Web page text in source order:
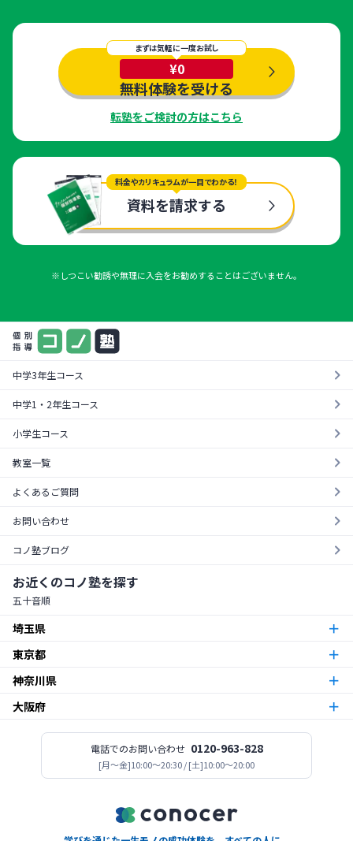
まずは気軽に一度お試し
¥0
無料体験を受ける
転塾をご検討の方はこちら
料金やカリキュラムが一目でわかる！
資料を請求する
※しつこい勧誘や無理に入会をお勧めすることはございません。
中学3年生コース
中学1・2年生コース
小学生コース
教室一覧
よくあるご質問
お問い合わせ
コノ塾ブログ
お近くのコノ塾を探す
五十音順
埼玉県
朝霞市
越谷市
志木校
新所沢校
東京都
東京23区
足立区
江戸川区 一之江校江戸川中央校小岩校平井校南篠崎校
金町校亀有校 高砂校 立石校 堀切菖蒲園校
神奈川県
厚木市
神木本町校新百合ヶ丘校中野島校南加瀬校武蔵新城校
小田急相模原校古淵校相模原校二本松校
大阪府
今福鶴見校北田辺校関目校西田辺校平野東校都島校
電話でのお問い合わせ 0120-963-828
[月〜金]10:00～20:30 / [土]10:00～20:00